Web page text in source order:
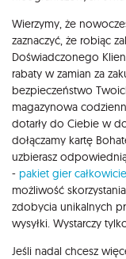
Wierzymy, że
zaznaczyć, że robiąc
Doświadczonego
rabaty w zamian za
bezpieczeństwo
magazynowa
dotarły do Ciebie w
dołączamy kartę
uzbierasz
- pakiet gier
możliwość
zdobycia unikalnych
wysyłki. Wystarczy
Jeśli nadal chcesz